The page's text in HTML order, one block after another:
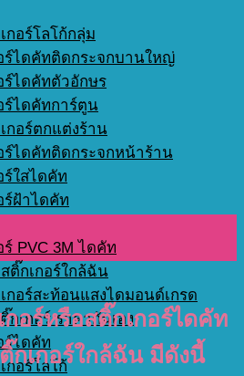
กอร์โลโก้กลุ่ม
ร์ไดคัทติดกระจกบานใหญ่
ร์ไดคัทตัวอักษร
ร์ไดคัทการ์ตูน
กอร์ตกแต่งร้าน
ร์ไดคัทติดกระจกหน้าร้าน
ร์ใสไดคัท
ร์ฝ้าไดคัท
ร์ PVC 3M ไดคัท
ติ๊กเกอร์ใกล้ฉัน
กอร์สะท้อนแสงไดมอนด์เกรด
กเกอร์ ราคากันเอง
ร์ไดคัท
กอร์โลโก้
อร์หรือสติ๊กเกอร์ไดคัท
กเกอร์ใกล้ฉัน มีดังนี้